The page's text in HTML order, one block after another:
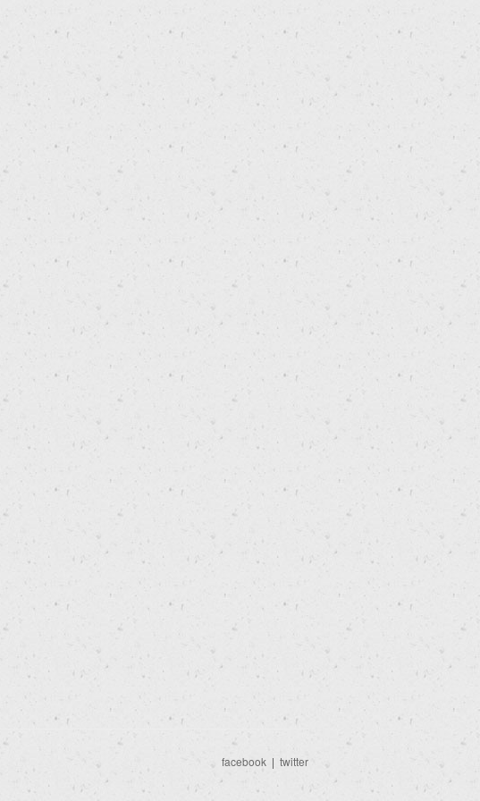
facebook | twitter